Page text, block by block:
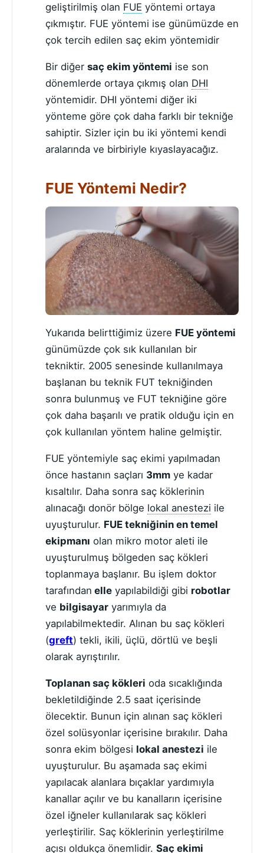
geliştirilmiş olan FUE yöntemi ortaya
çıkmıştır. FUE yöntemi ise günümüzde en
çok tercih edilen saç ekim yöntemidir
Bir diğer saç ekim yöntemi ise son
dönemlerde ortaya çıkmış olan DHI
yöntemidir. DHI yöntemi diğer iki
yönteme göre çok daha farklı bir tekniğe
sahiptir. Sizler için bu iki yöntemi kendi
aralarında ve birbiriyle kıyaslayacağız.
FUE Yöntemi Nedir?
Yukarıda belirttiğimiz üzere FUE yöntemi
günümüzde çok sık kullanılan bir
tekniktir. 2005 senesinde kullanılmaya
başlanan bu teknik FUT tekniğinden
sonra bulunmuş ve FUT tekniğine göre
çok daha başarılı ve pratik olduğu için en
çok kullanılan yöntem haline gelmiştir.
FUE yöntemiyle saç ekimi yapılmadan
önce hastanın saçları 3mm ye kadar
kısaltılır. Daha sonra saç köklerinin
alınacağı donör bölge lokal anestezi ile
uyuşturulur. FUE tekniğinin en temel
ekipmanı olan mikro motor aleti ile
uyuşturulmuş bölgeden saç kökleri
toplanmaya başlanır. Bu işlem doktor
tarafından elle yapılabildiği gibi robotlar
ve bilgisayar yarımıyla da
yapılabilmektedir. Alınan bu saç kökleri
(greft) tekli, ikili, üçlü, dörtlü ve beşli
olarak ayrıştırılır.
Toplanan saç kökleri oda sıcaklığında
bekletildiğinde 2.5 saat içerisinde
ölecektir. Bunun için alınan saç kökleri
özel solüsyonlar içerisine bırakılır. Daha
sonra ekim bölgesi lokal anestezi ile
uyuşturulur. Bu aşamada saç ekimi
yapılacak alanlara bıçaklar yardımıyla
kanallar açılır ve bu kanalların içerisine
özel iğneler kullanılarak saç kökleri
yerleştirilir. Saç köklerinin yerleştirilme
açısı oldukça önemlidir. Saç ekimi